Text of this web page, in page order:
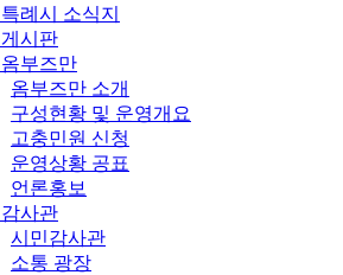
례시 소식지
시판
부즈만
옴부즈만 소개
구성현황 및 운영개요
고충민원 신청
운영상황 공표
언론홍보
사관
시민감사관
소통 광장